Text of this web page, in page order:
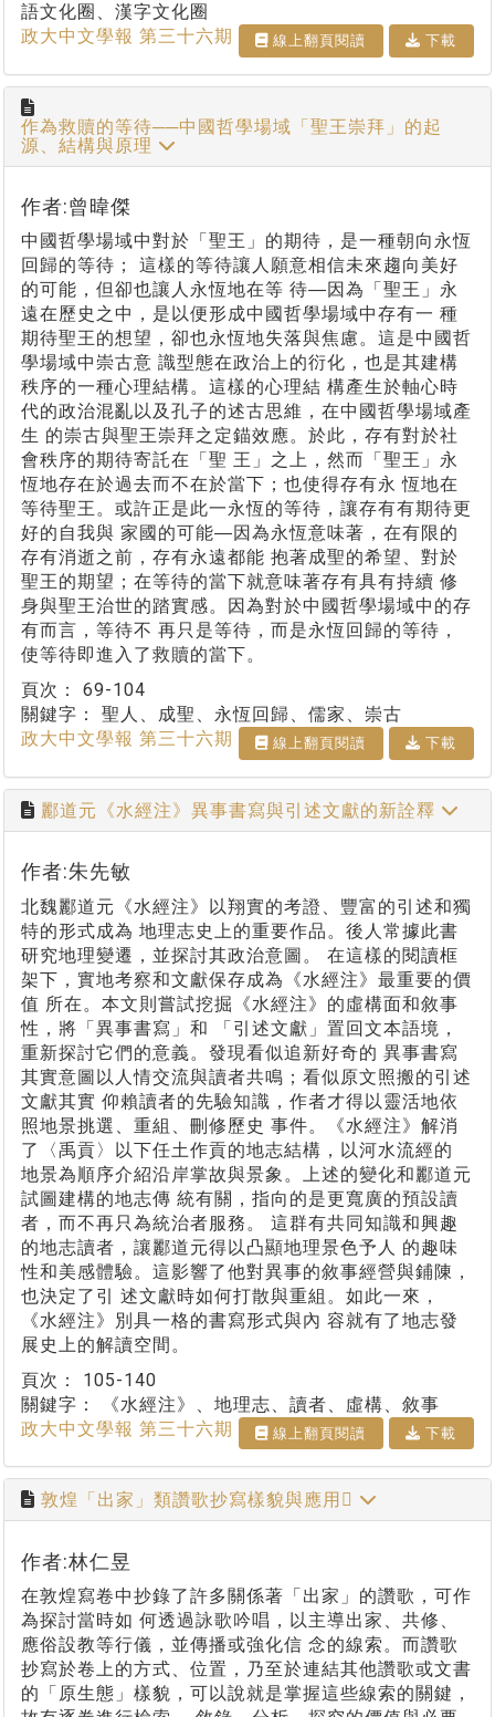
語文化圈、漢字文化圈
政大中文學報 第三十六期
線上翻⾴閱讀 下載
作為救贖的等待──中國哲學場域「聖王崇拜」的起
源、結構與原理
作者:曾暐傑
中國哲學場域中對於「聖王」的期待，是一種朝向永恆
回歸的等待； 這樣的等待讓人願意相信未來趨向美好
的可能，但卻也讓人永恆地在等 待―因為「聖王」永
遠在歷史之中，是以便形成中國哲學場域中存有一 種
期待聖王的想望，卻也永恆地失落與焦慮。這是中國哲
學場域中崇古意 識型態在政治上的衍化，也是其建構
秩序的一種心理結構。這樣的心理結 構產生於軸心時
代的政治混亂以及孔子的述古思維，在中國哲學場域產
生 的崇古與聖王崇拜之定錨效應。於此，存有對於社
會秩序的期待寄託在「聖 王」之上，然而「聖王」永
恆地存在於過去而不在於當下；也使得存有永 恆地在
等待聖王。或許正是此一永恆的等待，讓存有有期待更
好的自我與 家國的可能―因為永恆意味著，在有限的
存有消逝之前，存有永遠都能 抱著成聖的希望、對於
聖王的期望；在等待的當下就意味著存有具有持續 修
身與聖王治世的踏實感。因為對於中國哲學場域中的存
有而言，等待不 再只是等待，而是永恆回歸的等待，
使等待即進入了救贖的當下。
頁次： 69-104
關鍵字： 聖人、成聖、永恆回歸、儒家、崇古
政大中文學報 第三十六期
線上翻⾴閱讀 下載
酈道元《水經注》異事書寫與引述文獻的新詮釋
作者:朱先敏
北魏酈道元《水經注》以翔實的考證、豐富的引述和獨
特的形式成為 地理志史上的重要作品。後人常據此書
研究地理變遷，並探討其政治意圖。 在這樣的閱讀框
架下，實地考察和文獻保存成為《水經注》最重要的價
值 所在。本文則嘗試挖掘《水經注》的虛構面和敘事
性，將「異事書寫」和 「引述文獻」置回文本語境，
重新探討它們的意義。發現看似追新好奇的 異事書寫
其實意圖以人情交流與讀者共鳴；看似原文照搬的引述
文獻其實 仰賴讀者的先驗知識，作者才得以靈活地依
照地景挑選、重組、刪修歷史 事件。《水經注》解消
了〈禹貢〉以下任土作貢的地志結構，以河水流經的
地景為順序介紹沿岸掌故與景象。上述的變化和酈道元
試圖建構的地志傳 統有關，指向的是更寬廣的預設讀
者，而不再只為統治者服務。 這群有共同知識和興趣
的地志讀者，讓酈道元得以凸顯地理景色予人 的趣味
性和美感體驗。這影響了他對異事的敘事經營與鋪陳，
也決定了引 述文獻時如何打散與重組。如此一來，
《水經注》別具一格的書寫形式與內 容就有了地志發
展史上的解讀空間。
頁次： 105-140
關鍵字：
《水經注》、地理志、讀者、虛構、敘事
政大中文學報 第三十六期
線上翻⾴閱讀 下載
敦煌「出家」類讚歌抄寫樣貌與應用
作者:林仁昱
在敦煌寫卷中抄錄了許多關係著「出家」的讚歌，可作
為探討當時如 何透過詠歌吟唱，以主導出家、共修、
應俗設教等行儀，並傳播或強化信 念的線索。而讚歌
抄寫於卷上的方式、位置，乃至於連結其他讚歌或文書
的「原生態」樣貌，可以說就是掌握這些線索的關鍵，